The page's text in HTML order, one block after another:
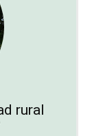
rural